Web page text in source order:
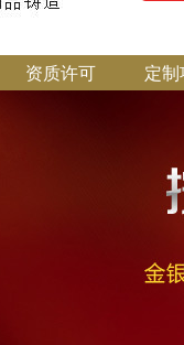
资质许可 定制